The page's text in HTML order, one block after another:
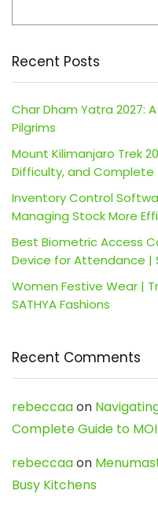
Recent Posts
Char Dham Yatra 2027:
Pilgrims
Mount Kilimanjaro Trek
Difficulty, and Complete
Inventory Control
Managing Stock More
Best Biometric Access
Device for Attendance |
Women Festive Wear |
SATHYA Fashions
Recent Comments
rebeccaaon
Complete Guide to
rebeccaaon
Busy Kitchens